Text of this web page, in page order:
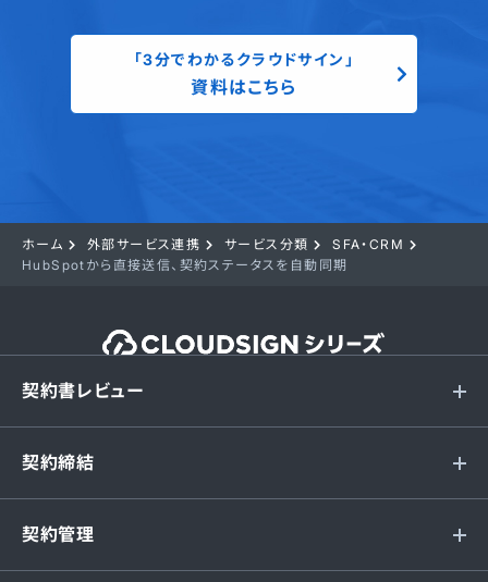
「3分でわかるクラウドサイン」
資料はこちら
ホーム 外部サービス連携 サービス分類
SFA・CRM
HubSpotから直接送信、契約ステータスを自動同期
契約書レビュー
契約締結
契約管理